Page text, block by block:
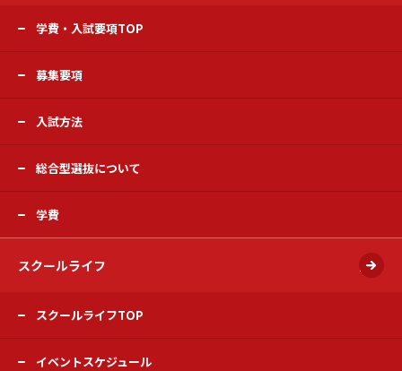
学費・入試要項TOP
募集要項
入試方法
総合型選抜について
学費
スクールライフ 開く
スクールライフTOP
イベントスケジュール